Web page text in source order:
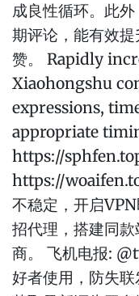
成良性循环。此
期评论，能有效
赞。 Rapidly
Xiaohongshu
expressions,
appropriate
https://
https://
不稳定，开启VPN
招代理，搭建同
商。 飞机电报:
好者使用，防失